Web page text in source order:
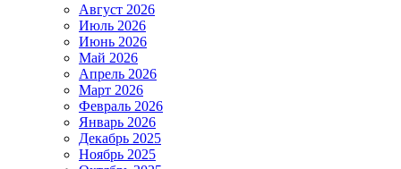
Август 2026
Июль 2026
Июнь 2026
Май 2026
Апрель 2026
Март 2026
Февраль 2026
Январь 2026
Декабрь 2025
Ноябрь 2025